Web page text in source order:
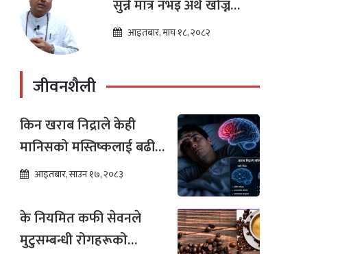
सुन्ने मात्र नभइ अर्थ खोज्न
थालेका छन : ज्योतिष तारा
आइतबार, माघ १८, २०८२
जीवनशैली
किन खराब निद्राले केही
मानिसको मस्तिष्कलाई बढी
असर गर्छ ?
आइतबार, साउन १७, २०८३
के नियमित कफी सेवनले
मुटुसम्बन्धी रोगहरूको